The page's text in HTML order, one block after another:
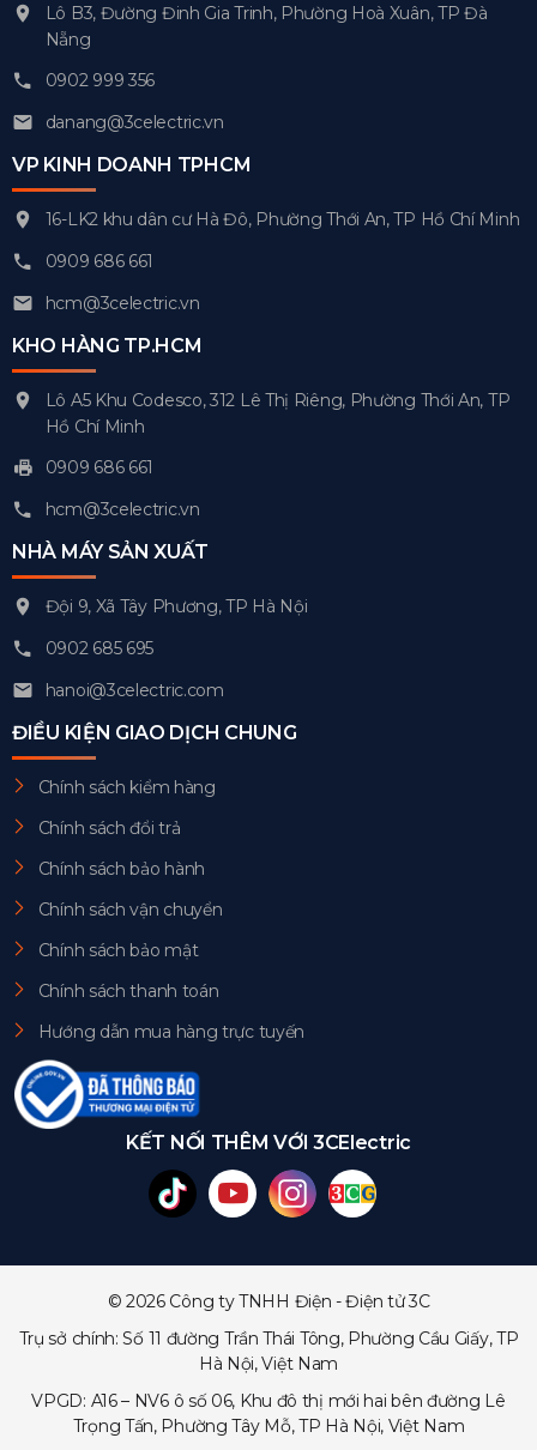
Lô B3, Đường Đinh Gia Trinh, Phường Hoà Xuân, TP Đà
Nẵng
0902 999 356
danang@3celectric.vn
VP KINH DOANH TPHCM
16-LK2 khu dân cư Hà Đô, Phường Thới An, TP Hồ Chí Minh
0909 686 661
hcm@3celectric.vn
KHO HÀNG TP.HCM
Lô A5 Khu Codesco, 312 Lê Thị Riêng, Phường Thới An, TP
Hồ Chí Minh
0909 686 661
hcm@3celectric.vn
NHÀ MÁY SẢN XUẤT
Đội 9, Xã Tây Phương, TP Hà Nội
0902 685 695
hanoi@3celectric.com
ĐIỀU KIỆN GIAO DỊCH CHUNG
Chính sách kiểm hàng
Chính sách đổi trả
Chính sách bảo hành
Chính sách vận chuyển
Chính sách bảo mật
Chính sách thanh toán
Hướng dẫn mua hàng trực tuyến
KẾT NỐI THÊM VỚI 3CElectric
© 2026 Công ty TNHH Điện - Điện tử 3C
Trụ sở chính: Số 11 đường Trần Thái Tông, Phường Cầu Giấy, TP
Hà Nội, Việt Nam
VPGD: A16 – NV6 ô số 06, Khu đô thị mới hai bên đường Lê
Trọng Tấn, Phường Tây Mỗ, TP Hà Nội, Việt Nam